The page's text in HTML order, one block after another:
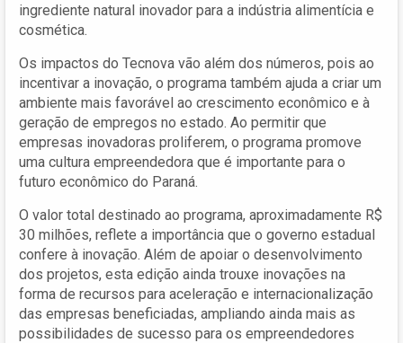
ingrediente natural inovador para a indústria alimentícia e
cosmética.
Os impactos do Tecnova vão além dos números, pois ao
incentivar a inovação, o programa também ajuda a criar um
ambiente mais favorável ao crescimento econômico e à
geração de empregos no estado. Ao permitir que
empresas inovadoras proliferem, o programa promove
uma cultura empreendedora que é importante para o
futuro econômico do Paraná.
O valor total destinado ao programa, aproximadamente R$
30 milhões, reflete a importância que o governo estadual
confere à inovação. Além de apoiar o desenvolvimento
dos projetos, esta edição ainda trouxe inovações na
forma de recursos para aceleração e internacionalização
das empresas beneficiadas, ampliando ainda mais as
possibilidades de sucesso para os empreendedores